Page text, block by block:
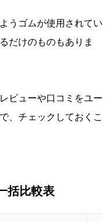
うゴムが使用されてい
だけのものもありま
ビューや口コミをユー
、チェックしておくこ
括比較表